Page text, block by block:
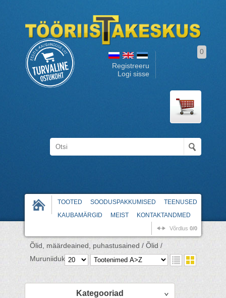
Registreeru
Logi sisse
0
TOOTED SOODUSPAKKUMISED
TEENUSED
KAUBAMÄRGID
MEIST KONTAKTANDMED
Võrdlus 0/0
Õlid, määrdeained, puhastusained / Õlid /
Muruniidukiõlid /
Kategooriad